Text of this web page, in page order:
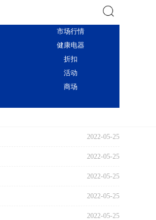
市场行情
健康电器
折扣
活动
商场
2022-05-25
2022-05-25
2022-05-25
2022-05-25
2022-05-25